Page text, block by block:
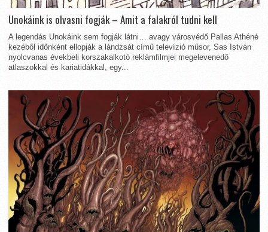
Unokáink is olvasni fogják – Amit a falakról tudni kell
A legendás Unokáink sem fogják látni… avagy városvédő Pallas Athéné
kezéből időnként ellopják a lándzsát című televízió műsor, Sas István
nyolcvanas évekbeli korszakalkotó reklámfilmjei megelevenedő
atlaszokkal és kariatidákkal, egy...